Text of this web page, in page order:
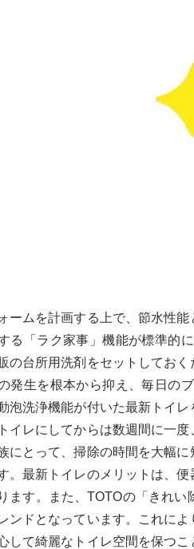
ームを計画する上で、節水性
る「ラク家事」機能が標準的
の台所用洗剤をセットしてお
発生を根本から抑え、毎日の
泡洗浄機能が付いた最新トイ
イレにしてからは数週間に一
にとって、掃除の時間を大幅
。最新トイレのメリットは、
ます。また、TOTOの「きれ
ンドとなっています。これに
して綺麗なトイレ空間を保つ